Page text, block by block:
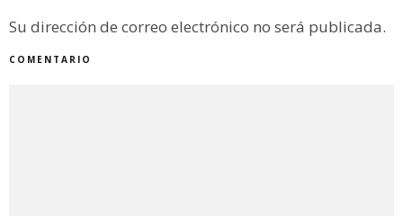
Su dirección de correo electrónico no será publicada.
COMENTARIO